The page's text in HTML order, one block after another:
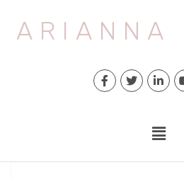
ARIANNA